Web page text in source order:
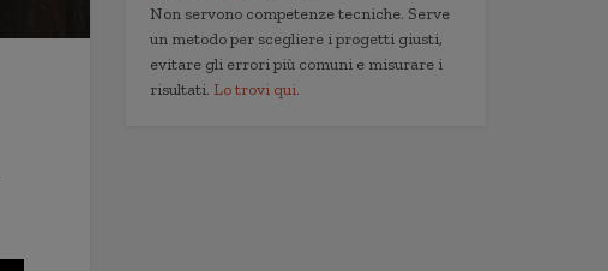
Non servono competenze tecniche. Serve
un metodo per scegliere i progetti giusti,
evitare gli errori più comuni e misurare i
risultati. Lo trovi qui.